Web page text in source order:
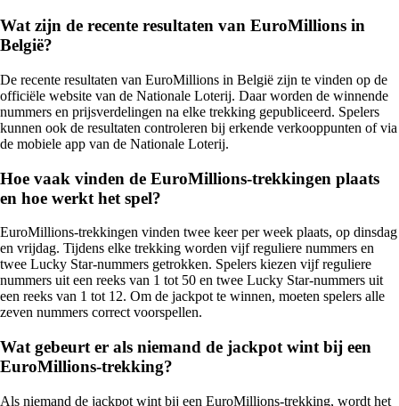
Wat zijn de recente resultaten van EuroMillions in
België?
De recente resultaten van EuroMillions in België zijn te vinden op de
officiële website van de Nationale Loterij. Daar worden de winnende
nummers en prijsverdelingen na elke trekking gepubliceerd. Spelers
kunnen ook de resultaten controleren bij erkende verkooppunten of via
de mobiele app van de Nationale Loterij.
Hoe vaak vinden de EuroMillions-trekkingen plaats
en hoe werkt het spel?
EuroMillions-trekkingen vinden twee keer per week plaats, op dinsdag
en vrijdag. Tijdens elke trekking worden vijf reguliere nummers en
twee Lucky Star-nummers getrokken. Spelers kiezen vijf reguliere
nummers uit een reeks van 1 tot 50 en twee Lucky Star-nummers uit
een reeks van 1 tot 12. Om de jackpot te winnen, moeten spelers alle
zeven nummers correct voorspellen.
Wat gebeurt er als niemand de jackpot wint bij een
EuroMillions-trekking?
Als niemand de jackpot wint bij een EuroMillions-trekking, wordt het